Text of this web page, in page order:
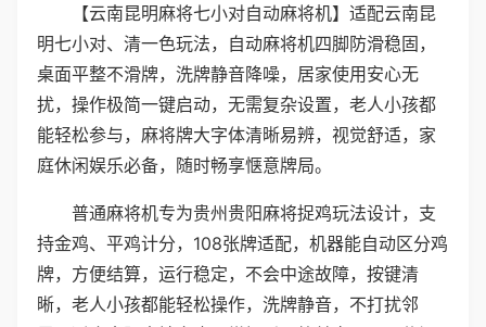
【云南昆明麻将七小对自动麻将机】适配云南昆
明七小对、清一色玩法，自动麻将机四脚防滑稳固，
桌面平整不滑牌，洗牌静音降噪，居家使用安心无
扰，操作极简一键启动，无需复杂设置，老人小孩都
能轻松参与，麻将牌大字体清晰易辨，视觉舒适，家
庭休闲娱乐必备，随时畅享惬意牌局。
普通麻将机专为贵州贵阳麻将捉鸡玩法设计，支
持金鸡、平鸡计分，108张牌适配，机器能自动区分鸡
牌，方便结算，运行稳定，不会中途故障，按键清
晰，老人小孩都能轻松操作，洗牌静音，不打扰邻